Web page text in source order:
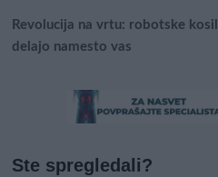
Revolucija na vrtu: robotske
delajo namesto vas
Ste spregledali?